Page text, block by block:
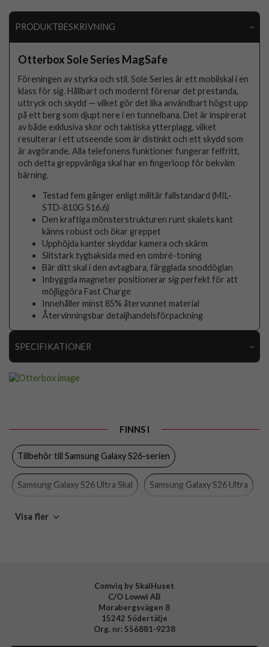
PRODUKTBESKRIVNING
Otterbox Sole Series MagSafe
Föreningen av styrka och stil, Sole Series är ett mobilskal i en
klass för sig. Hållbart och modernt förenar det prestanda,
uttryck och skydd — vilket gör det lika användbart högst upp
på ett berg som djupt nere i en tunnelbana. Det är inspirerat
av både exklusiva skor och taktiska ytterplagg, vilket
resulterar i ett utseende som är distinkt och ett skydd som
är avgörande. Alla telefonens funktioner fungerar felfritt,
och detta greppvänliga skal har en fingerloop för bekväm
bärning.
Testad fem gånger enligt militär fallstandard (MIL-
STD-810G 516.6)
Den kraftiga mönsterstrukturen runt skalets kant
känns robust och ökar greppet
Upphöjda kanter skyddar kamera och skärm
Slitstark tygbaksida med en ombré-toning
Bär ditt skal i den avtagbara, färgglada snoddöglan
Inbyggda magneter positionerar sig perfekt för att
möjliggöra Fast Charge
Innehåller minst 85% återvunnet material
Återvinningsbar detaljhandelsförpackning
SPECIFIKATIONER
Handrem, MagSafe-kompatibel, Stöttålig
Färg
Hårdplast (PC), Mjukplast (TPU), Nylon
Tillverkarens art nr
FINNS I
Tillbehör till Samsung Galaxy S26-serien
Samsung Galaxy S26 Ultra Skal Samsung Galaxy S26 Ultra
Skal Otterbox
Visa fler
Comviq by SkalHuset
C/O Lowwi AB
Morabergsvägen 8
15242 Södertälje
Org. nr: 556881-9238